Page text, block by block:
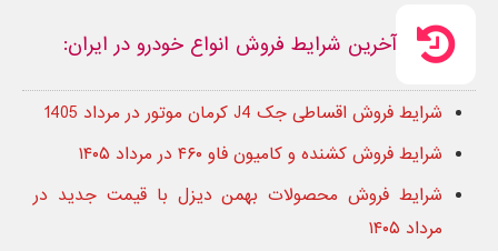
آخرین شرایط فروش انواع خودرو در ایران:
شرایط فروش اقساطی جک J4 کرمان موتور در مرداد 1405
شرایط فروش کشنده و کامیون فاو ۴۶۰ در مرداد ۱۴۰۵
شرایط فروش محصولات بهمن دیزل با قیمت جدید در
مرداد ۱۴۰۵